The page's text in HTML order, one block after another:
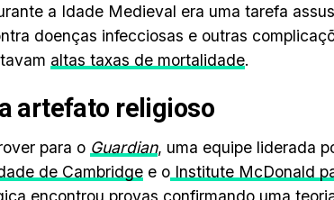
a Idade Medieval era uma tarefa
doenças infecciosas e outras
altas taxas de mortalidade.
artefato religioso
para o Guardian, uma equipe liderada
de Cambridge e o Institute McDonald
encontrou provas confirmando uma